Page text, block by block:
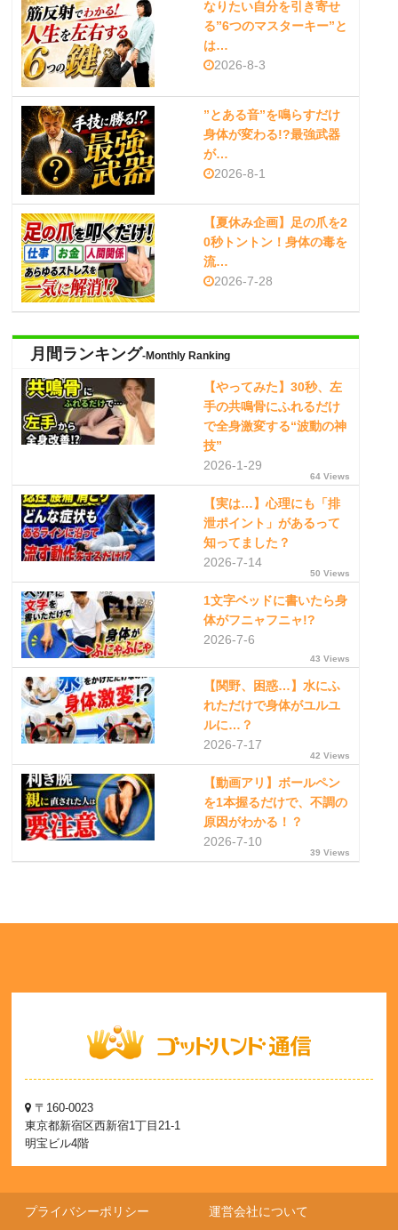
なりたい自分を引き寄せ
る”6つのマスターキー”と
は…
2026-8-3
”とある音”を鳴らすだけ
身体が変わる!?最強武器
が…
2026-8-1
【夏休み企画】足の爪を2
0秒トントン！身体の毒を
流…
2026-7-28
月間ランキング-Monthly Ranking
【やってみた】30秒、左
手の共鳴骨にふれるだけ
で全身激変する“波動の神
技”
2026-1-29
64 Views
【実は…】心理にも「排
泄ポイント」があるって
知ってました？
2026-7-14
50 Views
1文字ベッドに書いたら身
体がフニャフニャ!?
2026-7-6
43 Views
【関野、困惑…】水にふ
れただけで身体がユルユ
ルに…？
2026-7-17
42 Views
【動画アリ】ボールペン
を1本握るだけで、不調の
原因がわかる！？
2026-7-10
39 Views
〒160-0023
東京都新宿区西新宿1丁目21-1
明宝ビル4階
プライバシーポリシー 運営会社について